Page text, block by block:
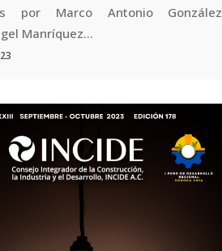
por Marco Antonio González
Manríquez...